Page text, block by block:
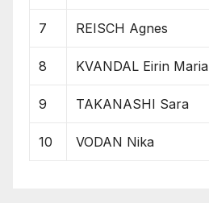
7 REISCH Agnes
8 KVANDAL Eirin Maria
9 TAKANASHI Sara
10 VODAN Nika